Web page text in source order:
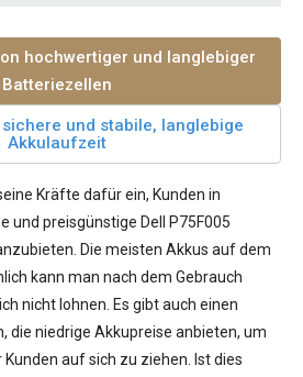
hochwertiger und langlebiger
Batteriezellen
und stabile, langlebige
Akkulaufzeit
Kräfte dafür ein, Kunden in
und preisgünstige Dell P75F005
Die meisten Akkus auf dem
kann man nach dem Gebrauch
nicht lohnen. Es gibt auch einen
die niedrige Akkupreise anbieten, um
auf sich zu ziehen. Ist dies